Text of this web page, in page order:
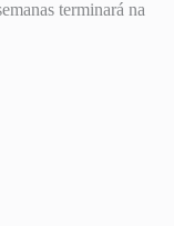
terminará na